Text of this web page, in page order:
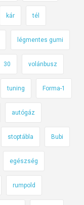
kár tél
légmentes gumi
30 volánbusz
tuning Forma-1
autógáz
stoptábla Bubi
egészség
rumpold